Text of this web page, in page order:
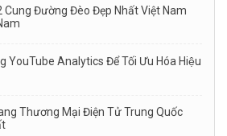
Cung Đường Đèo Đẹp Nhất Việt Nam
YouTube Analytics Để Tối Ưu Hóa Hiệu
Thương Mại Điện Tử Trung Quốc